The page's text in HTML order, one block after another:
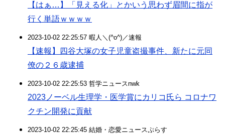
【はぁ…】「見える化」とかいう思わず眉間に指が
行く単語ｗｗｗｗ
2023-10-02 22:25:57 暇人＼(^o^)／速報
【速報】四谷大塚の女子児童盗撮事件、新たに元同
僚の２６歳逮捕
2023-10-02 22:25:53 哲学ニュースnwk
2023ノーベル生理学・医学賞にカリコ氏ら コロナワ
クチン開発に貢献
2023-10-02 22:25:45 結婚・恋愛ニュースぷらす